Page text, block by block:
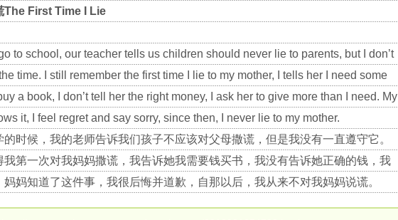
The First Time I Lie
to school, our teacher tells us children should never lie to parents, but I don’t
time. I still remember the first time I lie to my mother, I tells her I need some
a book, I don’t tell her the right money, I ask her to give more than I need. My
it, I feel regret and say sorry, since then, I never lie to my mother.
的时候，我的老师告诉我们孩子不应该对父母撒谎，但是我没有一直遵守它。
我第一次对我妈妈撒谎，我告诉她我需要钱买书，我没有告诉她正确的钱，我
妈妈知道了这件事，我很后悔并道歉，自那以后，我从来不对我妈妈说谎。